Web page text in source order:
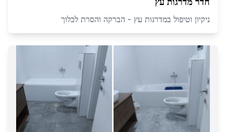
ניקיון וטיפול במדרגות עץ - הברקה והסרת לכלוך